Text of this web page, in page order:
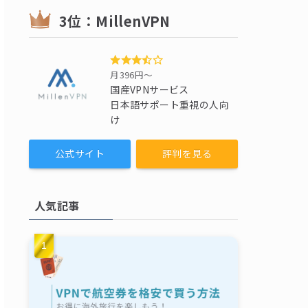
3位：MillenVPN
月396円〜
国産VPNサービス
日本語サポート重視の人向
け
公式サイト 評判を見る
人気記事